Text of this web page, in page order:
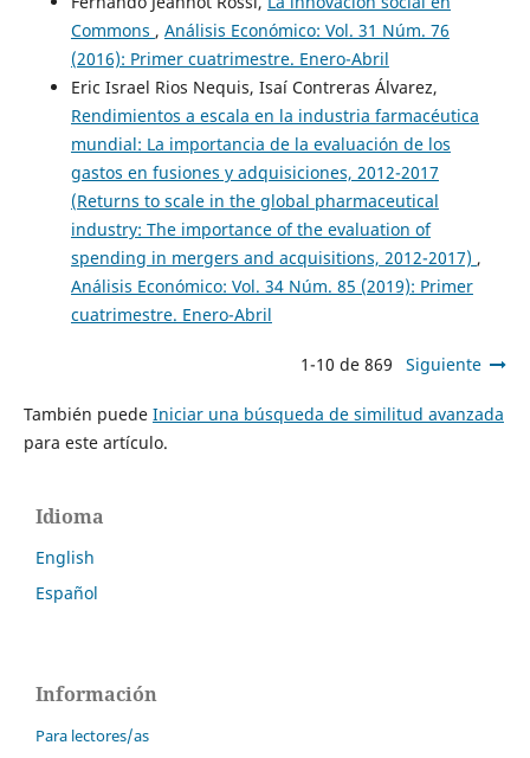
Commons , Análisis Económico: Vol. 31 Núm. 76
(2016): Primer cuatrimestre. Enero-Abril
Eric Israel Rios Nequis, Isaí Contreras Álvarez,
Rendimientos a escala en la industria farmacéutica
mundial: La importancia de la evaluación de los
gastos en fusiones y adquisiciones, 2012-2017
(Returns to scale in the global pharmaceutical
industry: The importance of the evaluation of
spending in mergers and acquisitions, 2012-2017) ,
Análisis Económico: Vol. 34 Núm. 85 (2019): Primer
cuatrimestre. Enero-Abril
1-10 de 869 Siguiente
También puede Iniciar una búsqueda de similitud avanzada
para este artículo.
Idioma
English
Español
Información
Para lectores/as